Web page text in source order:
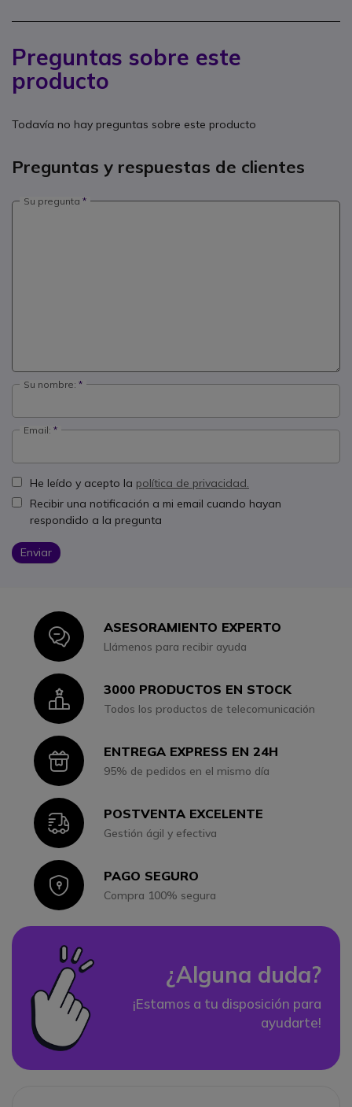
Preguntas sobre este
producto
Todavía no hay preguntas sobre este producto
Preguntas y respuestas de clientes
Su pregunta
Su nombre:
Email:
He leído y acepto la política de privacidad.
Recibir una notificación a mi email cuando hayan
respondido a la pregunta
Enviar
IconASESORAMIENTO EXPERTO
Llámenos para recibir ayuda
Icon3000 PRODUCTOS EN STOCK
Todos los productos de telecomunicación
IconENTREGA EXPRESS EN 24H
95% de pedidos en el mismo día
IconPOSTVENTA EXCELENTE
Gestión ágil y efectiva
IconPAGO SEGURO
Compra 100% segura
¿Alguna duda?
¡Estamos a tu disposición para
ayudarte!